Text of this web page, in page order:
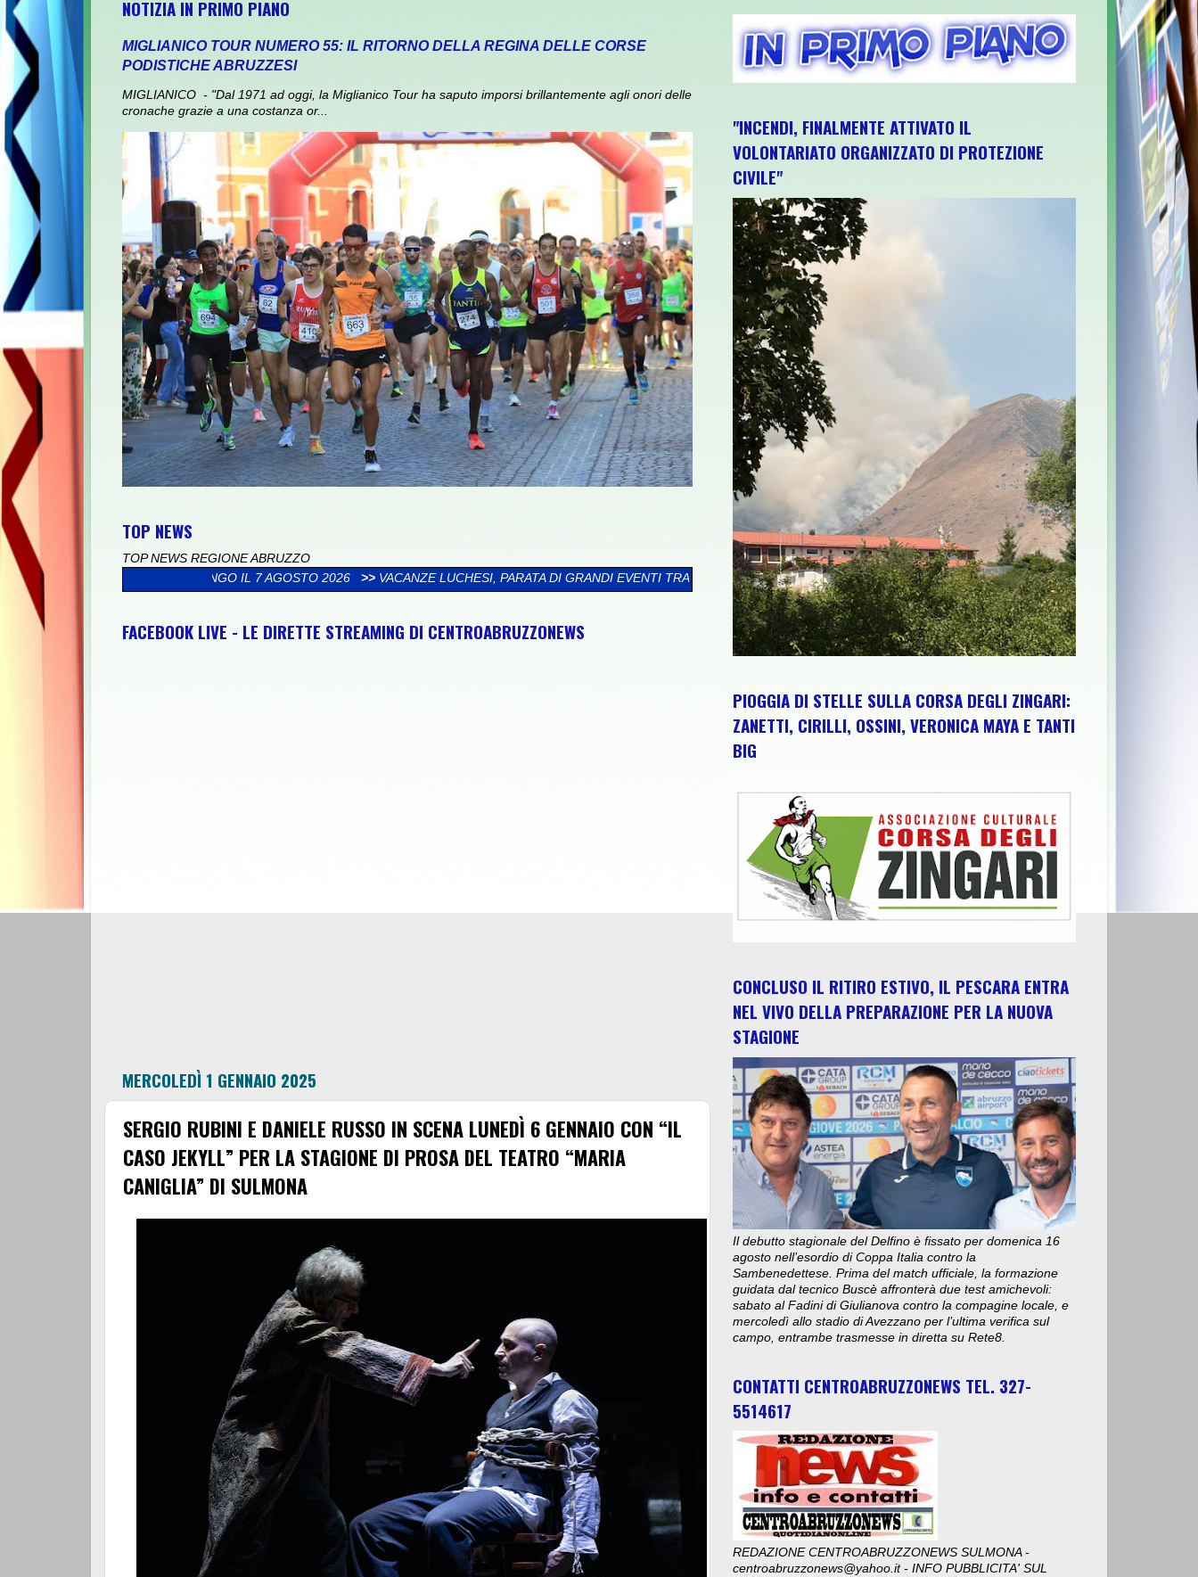
NOTIZIA IN PRIMO PIANO
MIGLIANICO TOUR NUMERO 55: IL RITORNO DELLA REGINA DELLE CORSE
PODISTICHE ABRUZZESI
MIGLIANICO - "Dal 1971 ad oggi, la Miglianico Tour ha saputo imporsi brillantemente agli onori delle
cronache grazie a una costanza or...
TOP NEWS
TOP NEWS REGIONE ABRUZZO
IL 7 AGOSTO 2026
VACANZE LUCHESI, PARATA DI GRANDI EVENTI TRA MUSICA, CANTINE APERTE, ARTE E CULTURA >> MIGLIANICO TOUR NUMERO 55: IL RITORNO DELLA REGINA
FACEBOOK LIVE - LE DIRETTE STREAMING DI CENTROABRUZZONEWS
MERCOLEDÌ 1 GENNAIO 2025
SERGIO RUBINI E DANIELE RUSSO IN SCENA LUNEDÌ 6 GENNAIO CON “IL
CASO JEKYLL” PER LA STAGIONE DI PROSA DEL TEATRO “MARIA
CANIGLIA” DI SULMONA
"INCENDI, FINALMENTE ATTIVATO IL
VOLONTARIATO ORGANIZZATO DI PROTEZIONE
CIVILE"
PIOGGIA DI STELLE SULLA CORSA DEGLI ZINGARI:
ZANETTI, CIRILLI, OSSINI, VERONICA MAYA E TANTI
BIG
CONCLUSO IL RITIRO ESTIVO, IL PESCARA ENTRA
NEL VIVO DELLA PREPARAZIONE PER LA NUOVA
STAGIONE
Il debutto stagionale del Delfino è fissato per domenica 16
agosto nell’esordio di Coppa Italia contro la
Sambenedettese. Prima del match ufficiale, la formazione
guidata dal tecnico Buscè affronterà due test amichevoli:
sabato al Fadini di Giulianova contro la compagine locale, e
mercoledì allo stadio di Avezzano per l’ultima verifica sul
campo, entrambe trasmesse in diretta su Rete8.
CONTATTI CENTROABRUZZONEWS TEL. 327-
5514617
REDAZIONE CENTROABRUZZONEWS SULMONA -
centroabruzzonews@yahoo.it - INFO PUBBLICITA' SUL